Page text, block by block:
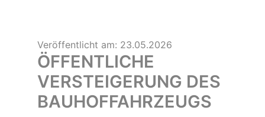
VERWALTUNG & SERVICE
LEBEN & WOHNEN
FREIZEIT & KULTUR
Veröffentlicht am: 23.05.2026
ÖFFENTLICHE
VERSTEIGERUNG DES
BAUHOFFAHRZEUGS